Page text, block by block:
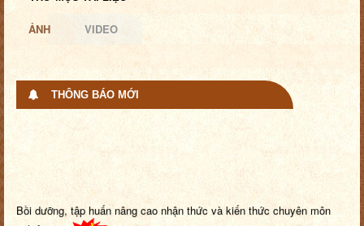
ẢNH VIDEO
THÔNG BÁO MỚI
Bồi dưỡng, tập huấn nâng cao nhận thức và kiến thức chuyên môn
nghiệp ...